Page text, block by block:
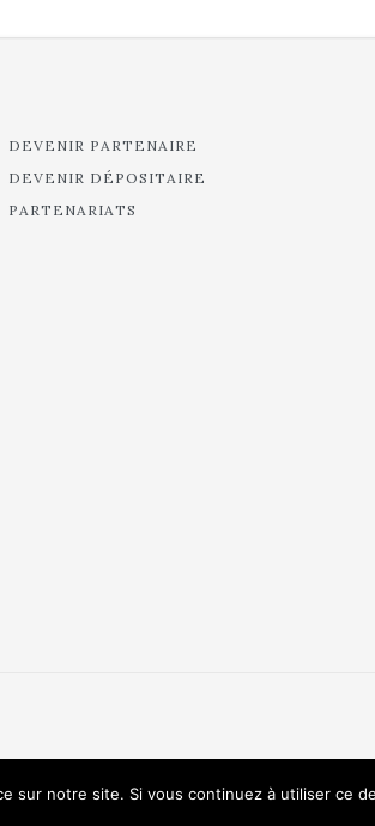
DEVENIR PARTENAIRE
DEVENIR DÉPOSITAIRE
PARTENARIATS
sur notre site. Si vous continuez à utiliser ce